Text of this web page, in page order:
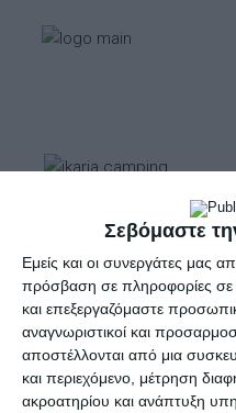
Σεβόμαστε
Εμείς και οι συνεργάτες μας
πρόσβαση σε πληροφορίες
και επεξεργαζόμαστε
αναγνωριστικοί και
αποστέλλονται από μια
και περιεχόμενο, μέτρηση
ακροατηρίου και ανάπτυξη
Μπλε
ΕΝΟΙΚΙΑΣΗ ΗΜΕΡΑ 2€,
Ξαπλώστρα παραλίας